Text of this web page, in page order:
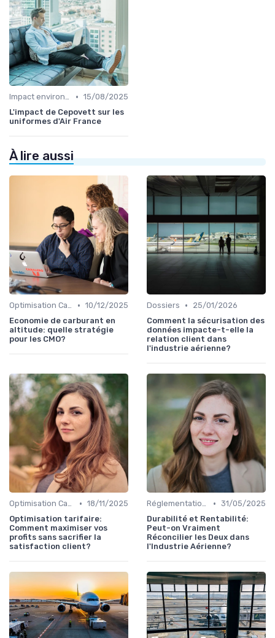
Impact environnemental • 15/08/2025
L'impact de Cepovett sur les
uniformes d'Air France
À lire aussi
Optimisation Carburant • 10/12/2025
Economie de carburant en
altitude: quelle stratégie
pour les CMO?
Dossiers •
25/01/2026
Comment la sécurisation des
données impacte-t-elle la
relation client dans
l'industrie aérienne?
Optimisation Carburant • 18/11/2025
Optimisation tarifaire:
Comment maximiser vos
profits sans sacrifier la
satisfaction client?
Réglementations Internationales • 31/05/2025
Durabilité et Rentabilité:
Peut-on Vraiment
Réconcilier les Deux dans
l'Industrie Aérienne?